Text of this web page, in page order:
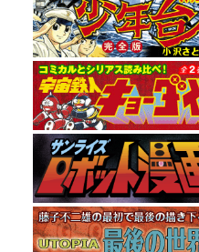
間に位置するエピソ
本作で9年間にわた
『小沢さとるの世界
ました。
消費税率変更の
2014年4月からの消
消費税率を5％から8
現在価格表記が統一
おり ご迷惑おかけい